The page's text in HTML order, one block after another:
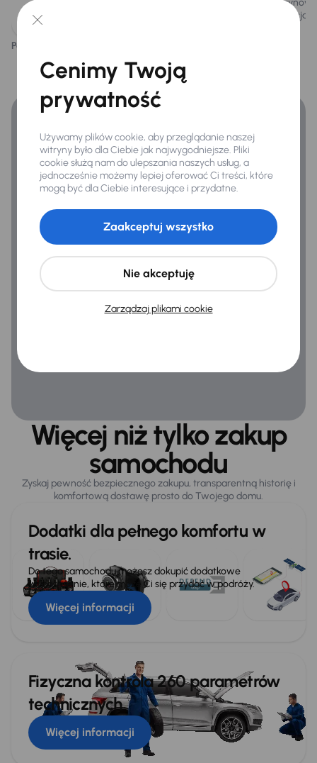
instalacją
Podoba ci się ten opis?
Finansowanie
Zyskaj lepsze warunki finansowania niż v banku.
Więcej niż tylko zakup
samochodu
Zyskaj pewność bezpiecznego zakupu, transparentną historię i
komfortową dostawę prosto do Twojego domu.
Dodatki dla pełnego komfortu w
trasie.
Do tego samochodu możesz dokupić dodatkowe
wyposażenie, które może Ci się przydać w podróży.
Więcej informacji
Fizyczna kontrola 260 parametrów
technicznych
Więcej informacji
Cenimy Twoją
prywatność
Używamy plików cookie, aby przeglądanie naszej
witryny było dla Ciebie jak najwygodniejsze. Pliki
cookie służą nam do ulepszania naszych usług, a
jednocześnie możemy lepiej oferować Ci treści, które
mogą być dla Ciebie interesujące i przydatne.
Zarządzaj plikami cookie
Nie akceptuję
Zaakceptuj wszystko